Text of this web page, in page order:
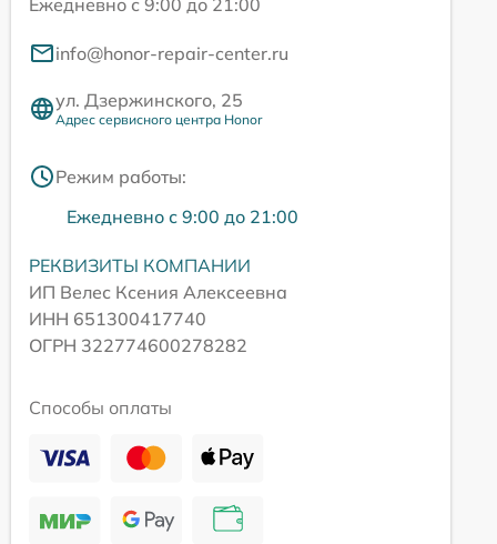
Ежедневно с 9:00 до 21:00
info@honor-repair-center.ru
ул. Дзержинского, 25
Адрес сервисного центра Honor
Режим работы:
Ежедневно с 9:00 до 21:00
РЕКВИЗИТЫ КОМПАНИИ
ИП Велес Ксения Алексеевна
ИНН 651300417740
ОГРН 322774600278282
Способы оплаты